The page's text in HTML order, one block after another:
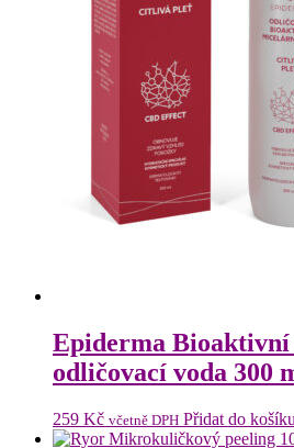
Epiderma
odličovací voda 300
259 Kč včetně DPH Přidat do košíku